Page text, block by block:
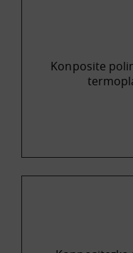
Konposite